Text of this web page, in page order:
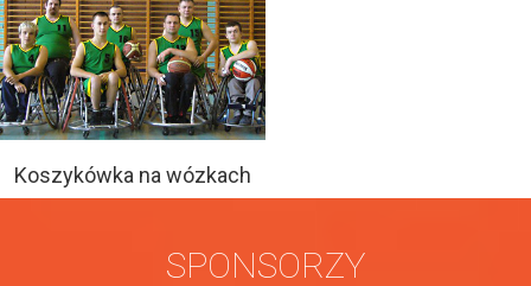
Koszykówka na wózkach
SPONSORZY